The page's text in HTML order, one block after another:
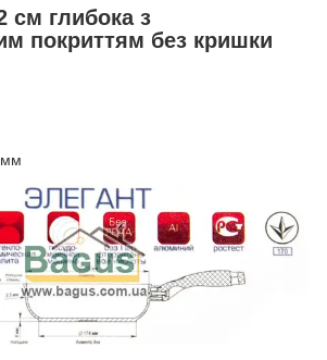
см глибока з
покриттям без кришки